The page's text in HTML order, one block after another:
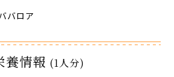
養情報 (1人分)